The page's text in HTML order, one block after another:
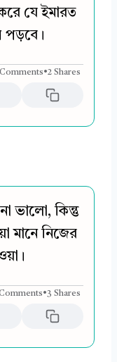
যে ইমারত
পড়বে।
•2 Shares
ভালো, কিন্তু
মানে নিজের
•3 Shares